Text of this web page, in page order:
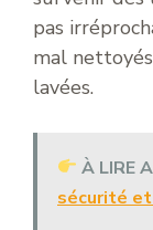
pas
mal
lavées.
À LIRE
sécurité